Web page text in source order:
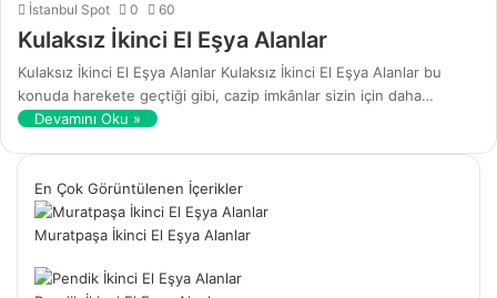
İstanbul Spot 0 60
Kulaksız İkinci El Eşya Alanlar
Kulaksız İkinci El Eşya Alanlar Kulaksız İkinci El Eşya Alanlar bu
konuda harekete geçtiği gibi, cazip imkânlar sizin için daha…
Devamını Oku »
En Çok Görüntülenen İçerikler
Muratpaşa İkinci El Eşya Alanlar